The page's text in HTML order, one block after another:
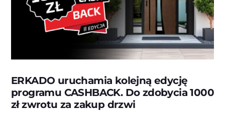
ERKADO uruchamia kolejną edycję
programu CASHBACK. Do zdobycia 1000
zł zwrotu za zakup drzwi